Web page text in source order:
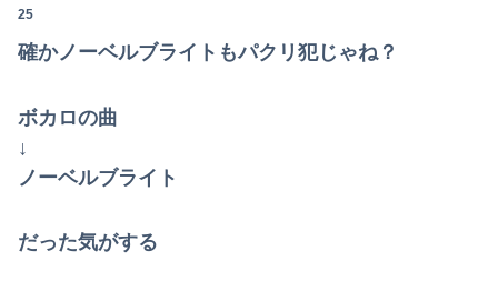
25
確かノーベルブライトもパクリ犯じゃね？
ボカロの曲
↓
ノーベルブライト
だった気がする